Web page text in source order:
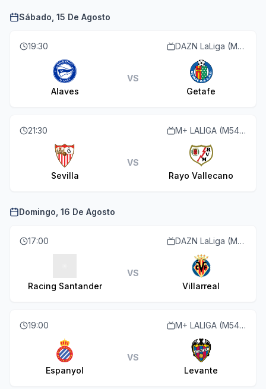
Sábado, 15 De Agosto
19:30 DAZN LaLiga (M55 O113)
Alaves
VS
Getafe
21:30 M+ LALIGA (M54 O110)
Sevilla
VS
Rayo Vallecano
Domingo, 16 De Agosto
17:00 DAZN LaLiga (M55 O113)
Racing Santander
VS
Villarreal
19:00 M+ LALIGA (M54 O110)
Espanyol
VS
Levante